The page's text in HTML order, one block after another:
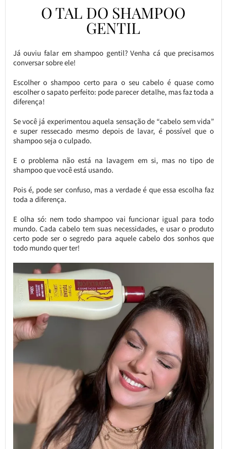
O TAL DO SHAMPOO
GENTIL
Já ouviu falar em shampoo gentil? Venha cá que precisamos
conversar sobre ele!
Escolher o shampoo certo para o seu cabelo é quase como
escolher o sapato perfeito: pode parecer detalhe, mas faz toda a
diferença!
Se você já experimentou aquela sensação de “cabelo sem vida”
e super ressecado mesmo depois de lavar, é possível que o
shampoo seja o culpado.
E o problema não está na lavagem em si, mas no tipo de
shampoo que você está usando.
Pois é, pode ser confuso, mas a verdade é que essa escolha faz
toda a diferença.
E olha só: nem todo shampoo vai funcionar igual para todo
mundo. Cada cabelo tem suas necessidades, e usar o produto
certo pode ser o segredo para aquele cabelo dos sonhos que
todo mundo quer ter!